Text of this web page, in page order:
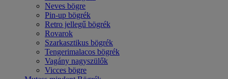
Neves bögre
Pin-up bögrék
Retro jellegű bögrék
Rovarok
Szarkasztikus bögrék
Tengerimalacos bögrék
Vagány nagyszülők
Vicces bögre